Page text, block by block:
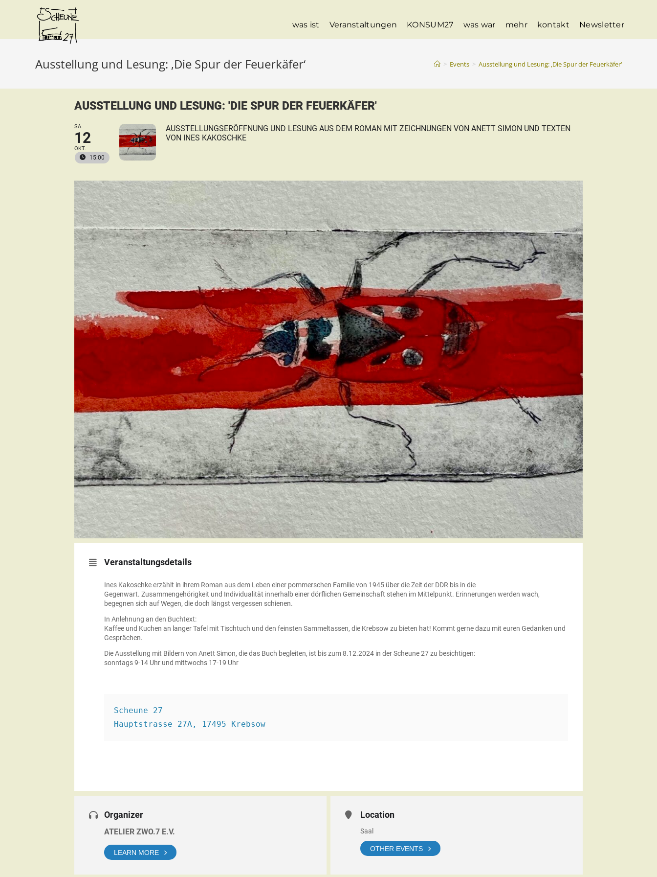
was ist Veranstaltungen KONSUM27 was war mehr kontakt Newsletter
Ausstellung und Lesung: ‚Die Spur der Feuerkäfer‘ > Events > Ausstellung und Lesung: ‚Die Spur der Feuerkäfer‘
AUSSTELLUNG UND LESUNG: 'DIE SPUR DER FEUERKÄFER'
SA.
12
OKT.
15:00
AUSSTELLUNGSERÖFFNUNG UND LESUNG AUS DEM ROMAN MIT ZEICHNUNGEN VON ANETT SIMON UND TEXTEN
VON INES KAKOSCHKE
Veranstaltungsdetails
Ines Kakoschke erzählt in ihrem Roman aus dem Leben einer pommerschen Familie von 1945 über die Zeit der DDR bis in die
Gegenwart. Zusammengehörigkeit und Individualität innerhalb einer dörflichen Gemeinschaft stehen im Mittelpunkt. Erinnerungen werden wach,
begegnen sich auf Wegen, die doch längst vergessen schienen.
In Anlehnung an den Buchtext:
Kaffee und Kuchen an langer Tafel mit Tischtuch und den feinsten Sammeltassen, die Krebsow zu bieten hat! Kommt gerne dazu mit euren Gedanken und
Gesprächen.
Die Ausstellung mit Bildern von Anett Simon, die das Buch begleiten, ist bis zum 8.12.2024 in der Scheune 27 zu besichtigen:
sonntags 9-14 Uhr und mittwochs 17-19 Uhr
Scheune 27
Hauptstrasse 27A, 17495 Krebsow
Organizer
ATELIER ZWO.7 E.V.
LEARN MORE
Location
Saal
OTHER EVENTS